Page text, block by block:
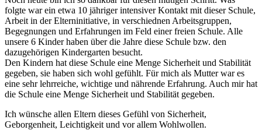
folgte war ein etwa 10 jähriger intensiver Kontakt mit dieser Schule,
Arbeit in der Elterninitiative, in verschiednen Arbeitsgruppen,
Begegnungen und Erfahrungen im Feld einer freien Schule. Alle
unsere 6 Kinder haben über die Jahre diese Schule bzw. den
dazugehörigen Kindergarten besucht.
Den Kindern hat diese Schule eine Menge Sicherheit und Stabilität
gegeben, sie haben sich wohl gefühlt. Für mich als Mutter war es
eine sehr lehrreiche, wichtige und nährende Erfahrung. Auch mir hat
die Schule eine Menge Sicherheit und Stabilität gegeben.
Ich wünsche allen Eltern dieses Gefühl von Sicherheit,
Geborgenheit, Leichtigkeit und vor allem Wohlwollen.